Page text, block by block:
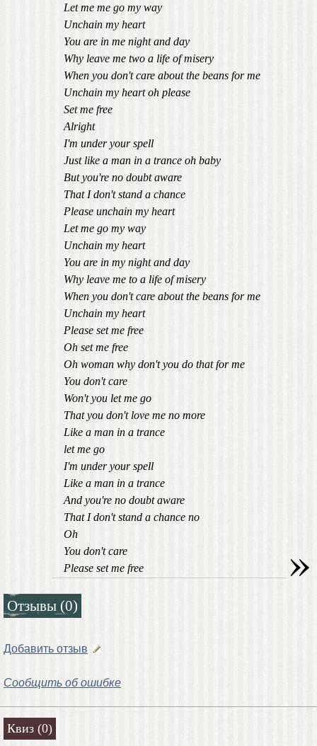
Let me me go my way
Unchain my heart
You are in me night and day
Why leave me two a life of misery
When you don't care about the beans for me
Unchain my heart oh please
Set me free
Alright
I'm under your spell
Just like a man in a trance oh baby
But you're no doubt aware
That I don't stand a chance
Please unchain my heart
Let me go my way
Unchain my heart
You are in my night and day
Why leave me to a life of misery
When you don't care about the beans for me
Unchain my heart
Please set me free
Oh set me free
Oh woman why don't you do that for me
You don't care
Won't you let me go
That you don't love me no more
Like a man in a trance
let me go
I'm under your spell
Like a man in a trance
And you're no doubt aware
That I don't stand a chance no
Oh
You don't care
Please set me free
»
Отзывы (0)
Добавить отзыв
Сообщить об ошибке
Квиз (0)